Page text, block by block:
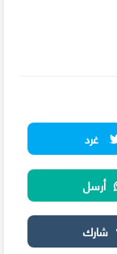
غرد
أرسل
شارك